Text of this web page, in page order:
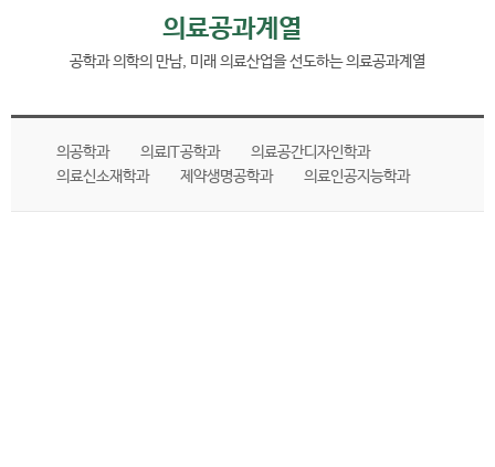
의료공과계열
공학과 의학의 만남, 미래 의료산업을 선도하는 의료공과계열
의공학과 의료IT공학과
의료공간디자인학과
의료신소재학과
제약생명공학과 의료인공지능학과